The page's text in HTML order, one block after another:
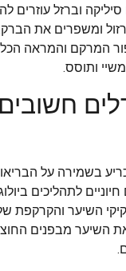
וברזל עוזרים
ומשפרים את הברק.
המרקם והמראה
ותוסס.
בשמירה על
לתהליכים
השיער והקרקפת
את השיער מבפנים